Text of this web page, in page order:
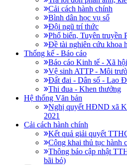
Cải cách hành chính
Bình dân học vụ số
Đội ngũ trí thức
Phổ biến, Tuyên truyền
Đề tài nghiên cứu khoa
Thống kế - Báo cáo
Báo cáo Kinh tế - Xã hội
Vệ sinh ATTP - Môi
Đất đai - Dân số - Lao
Thi đua - Khen thưởng
Hệ thống Văn bản
Nghị quyết HĐND xã
2021
Cải cách hành chính
Kết quả giải quyết
Công khai thủ tục hành
Thông báo cập nhật
bãi bỏ)